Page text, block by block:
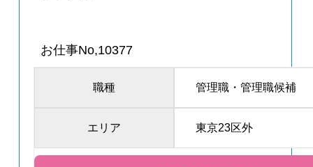
お仕事No,10377
職種 管理職・管理職候補
エリア 東京23区外